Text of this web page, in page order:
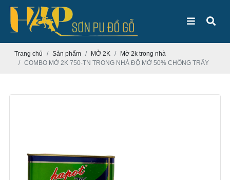
Trang chủ Sản phẩm MỜ 2K
Mờ 2k trong nhà
COMBO MỜ 2K 750-TN TRONG NHÀ ĐỘ MỜ 50% CHỐNG TRẦY